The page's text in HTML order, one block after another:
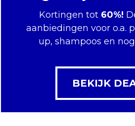
Kortingen tot 60%!
aanbiedingen voor o.a.
up, shampoos en
BEKIJK